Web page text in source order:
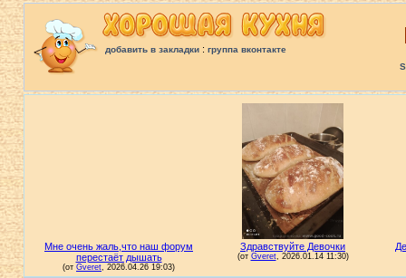
добавить в закладки: группа вконтакте